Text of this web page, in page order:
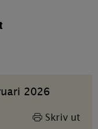
2026
Skriv ut